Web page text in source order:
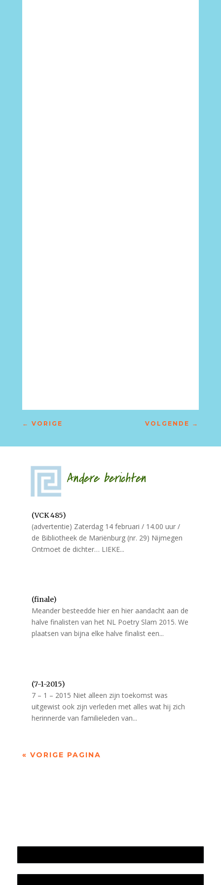
← VORIGE VOLGENDE →
Andere berichten
(VCK 485)
(advertentie) Zaterdag 14 februari / 14.00 uur /
de Bibliotheek de Mariënburg (nr. 29) Nijmegen
Ontmoet de dichter… LIEKE...
(finale)
Meander besteedde hier en hier aandacht aan de
halve finalisten van het NL Poetry Slam 2015. We
plaatsen van bijna elke halve finalist een...
(7-1-2015)
7 – 1 – 2015 Niet alleen zijn toekomst was
uitgewist ook zijn verleden met alles wat hij zich
herinnerde van familieleden van...
« VORIGE PAGINA